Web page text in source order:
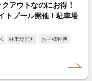
アウトなのにお得！
トプール開催！駐車場
駐車場無料
お子様特典